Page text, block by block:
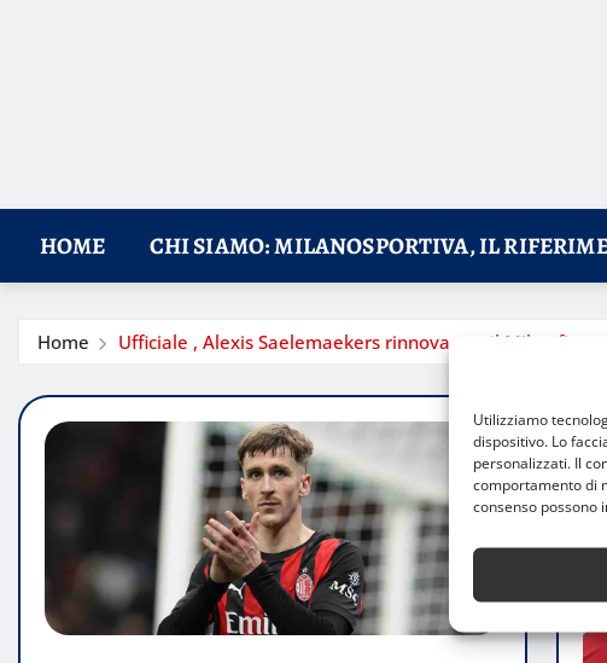
Utilizziamo
dispositivo. Lo
personalizzati. Il
comportamento di
consenso possono
HOME CHI SIAMO: MILANOSPORTIVA, IL
Home Ufficiale , Alexis Saelemaekers rinnova con il Milan fino